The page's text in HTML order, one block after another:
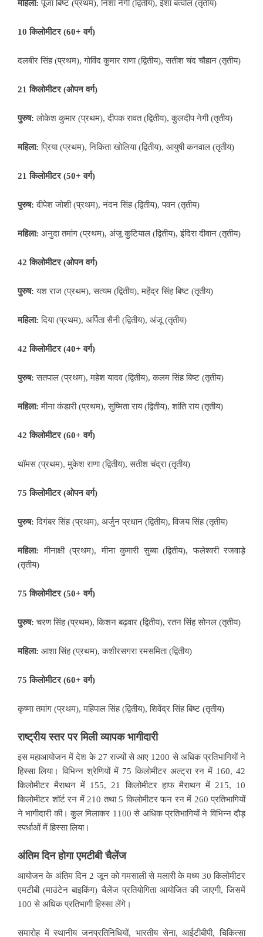
महिला: पूजा बिष्ट (प्रथम), निशा नेगी (द्वितीय), ईशा बर्त्वाल (तृतीय)
10 किलोमीटर (60+ वर्ग)
दलबीर सिंह (प्रथम), गोविंद कुमार राणा (द्वितीय), सतीश चंद चौहान (तृतीय)
21 किलोमीटर (ओपन वर्ग)
पुरुष: लोकेश कुमार (प्रथम), दीपक रावत (द्वितीय), कुलदीप नेगी (तृतीय)
महिला: प्रिया (प्रथम), निकिता खोलिया (द्वितीय), आयुषी कनवाल (तृतीय)
21 किलोमीटर (50+ वर्ग)
पुरुष: दीपेश जोशी (प्रथम), नंदन सिंह (द्वितीय), पवन (तृतीय)
महिला: अनुदा तमांग (प्रथम), अंजू कुटियाल (द्वितीय), इंदिरा दीवान (तृतीय)
42 किलोमीटर (ओपन वर्ग)
पुरुष: यश राज (प्रथम), सत्यम (द्वितीय), महेंद्र सिंह बिष्ट (तृतीय)
महिला: दिया (प्रथम), अर्पिता सैनी (द्वितीय), अंजू (तृतीय)
42 किलोमीटर (40+ वर्ग)
पुरुष: सतपाल (प्रथम), महेश यादव (द्वितीय), कलम सिंह बिष्ट (तृतीय)
महिला: मीना कंडारी (प्रथम), सुष्मिता राय (द्वितीय), शांति राय (तृतीय)
42 किलोमीटर (60+ वर्ग)
थॉमस (प्रथम), मुकेश राणा (द्वितीय), सतीश चंद्रा (तृतीय)
75 किलोमीटर (ओपन वर्ग)
पुरुष: दिगंबर सिंह (प्रथम), अर्जुन प्रधान (द्वितीय), विजय सिंह (तृतीय)
महिला: मीनाक्षी (प्रथम), मीना कुमारी सुब्बा (द्वितीय), फलेश्वरी रजवाड़े
(तृतीय)
75 किलोमीटर (50+ वर्ग)
पुरुष: चरण सिंह (प्रथम), किशन बढ़वार (द्वितीय), रतन सिंह सोनल (तृतीय)
महिला: आशा सिंह (प्रथम), कशीरसगरा रमसमिता (द्वितीय)
75 किलोमीटर (60+ वर्ग)
कृष्णा तमांग (प्रथम), महिपाल सिंह (द्वितीय), शिवेंद्र सिंह बिष्ट (तृतीय)
राष्ट्रीय स्तर पर मिली व्यापक भागीदारी
इस महाआयोजन में देश के 27 राज्यों से आए 1200 से अधिक प्रतिभागियों ने
हिस्सा लिया। विभिन्न श्रेणियों में 75 किलोमीटर अल्ट्रा रन में 160, 42
किलोमीटर मैराथन में 155, 21 किलोमीटर हाफ मैराथन में 215, 10
किलोमीटर शॉर्ट रन में 210 तथा 5 किलोमीटर फन रन में 260 प्रतिभागियों
ने भागीदारी की। कुल मिलाकर 1100 से अधिक प्रतिभागियों ने विभिन्न दौड़
स्पर्धाओं में हिस्सा लिया।
अंतिम दिन होगा एमटीबी चैलेंज
आयोजन के अंतिम दिन 2 जून को गमसाली से मलारी के मध्य 30 किलोमीटर
एमटीबी (माउंटेन बाइकिंग) चैलेंज प्रतियोगिता आयोजित की जाएगी, जिसमें
100 से अधिक प्रतिभागी हिस्सा लेंगे।
समारोह में स्थानीय जनप्रतिनिधियों, भारतीय सेना, आईटीबीपी, चिकित्सा